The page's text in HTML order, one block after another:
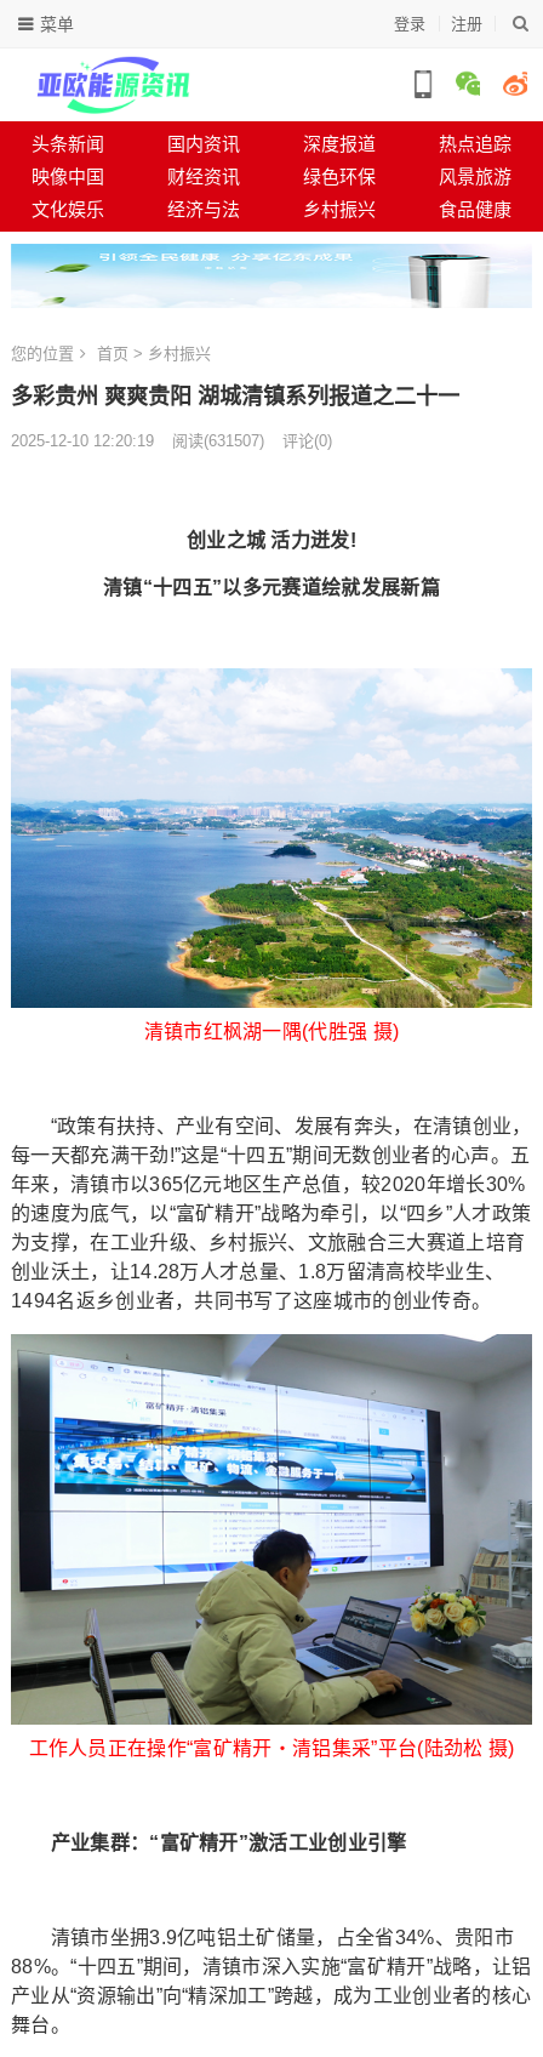
登录 注册
菜单
头条新闻 国内资讯 深度报道
热点追踪
映像中国
财经资讯 绿色环保
风景旅游
文化娱乐
经济与法 乡村振兴 食品健康
您的位置 首页 > 乡村振兴
多彩贵州 爽爽贵阳 湖城清镇系列报道之二十一
2025-12-10 12:20:19 阅读(631507) 评论(0)
创业之城 活力迸发!
清镇“十四五”以多元赛道绘就发展新篇​
清镇市红枫湖一隅(代胜强 摄)
“政策有扶持、产业有空间、发展有奔头，在清镇创业，
每一天都充满干劲!”这是“十四五”期间无数创业者的心声。五
年来，清镇市以365亿元地区生产总值，较2020年增长30%
的速度为底气，以“富矿精开”战略为牵引，以“四乡”人才政策
为支撑，在工业升级、乡村振兴、文旅融合三大赛道上培育
创业沃土，让14.28万人才总量、1.8万留清高校毕业生、
1494名返乡创业者，共同书写了这座城市的创业传奇。
工作人员正在操作“富矿精开・清铝集采”平台(陆劲松 摄)
产业集群：“富矿精开”激活工业创业引擎​
清镇市坐拥3.9亿吨铝土矿储量，占全省34%、贵阳市
88%。“十四五”期间，清镇市深入实施“富矿精开”战略，让铝
产业从“资源输出”向“精深加工”跨越，成为工业创业者的核心
舞台。